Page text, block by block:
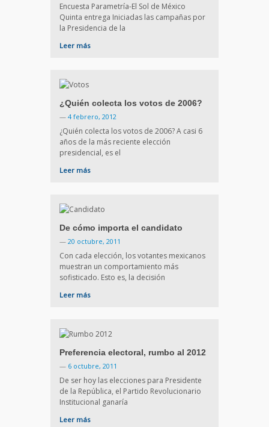
Encuesta Parametría-El Sol de México
Quinta entrega Iniciadas las campañas por
la Presidencia de la
Leer más
¿Quién colecta los votos de 2006?
— 4 febrero, 2012
¿Quién colecta los votos de 2006? A casi 6
años de la más reciente elección
presidencial, es el
Leer más
De cómo importa el candidato
— 20 octubre, 2011
Con cada elección, los votantes mexicanos
muestran un comportamiento más
sofisticado. Esto es, la decisión
Leer más
Preferencia electoral, rumbo al 2012
— 6 octubre, 2011
De ser hoy las elecciones para Presidente
de la República, el Partido Revolucionario
Institucional ganaría
Leer más